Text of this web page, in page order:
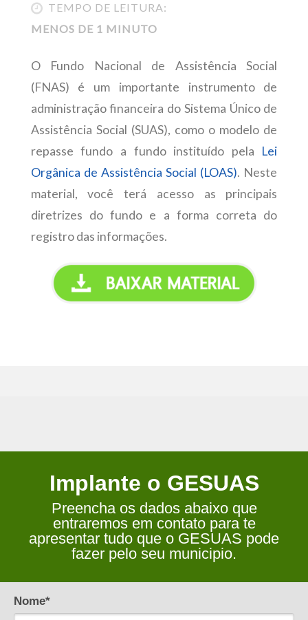
TEMPO DE LEITURA:
MENOS DE 1 MINUTO
O Fundo Nacional de Assistência Social
(FNAS) é um importante instrumento de
administração financeira do Sistema Único de
Assistência Social (SUAS), como o modelo de
repasse fundo a fundo instituído pela Lei
Orgânica de Assistência Social (LOAS). Neste
material, você terá acesso as principais
diretrizes do fundo e a forma correta do
registro das informações.
Implante o GESUAS
Preencha os dados abaixo que
entraremos em contato para te
apresentar tudo que o GESUAS pode
fazer pelo seu municipio.
Nome*